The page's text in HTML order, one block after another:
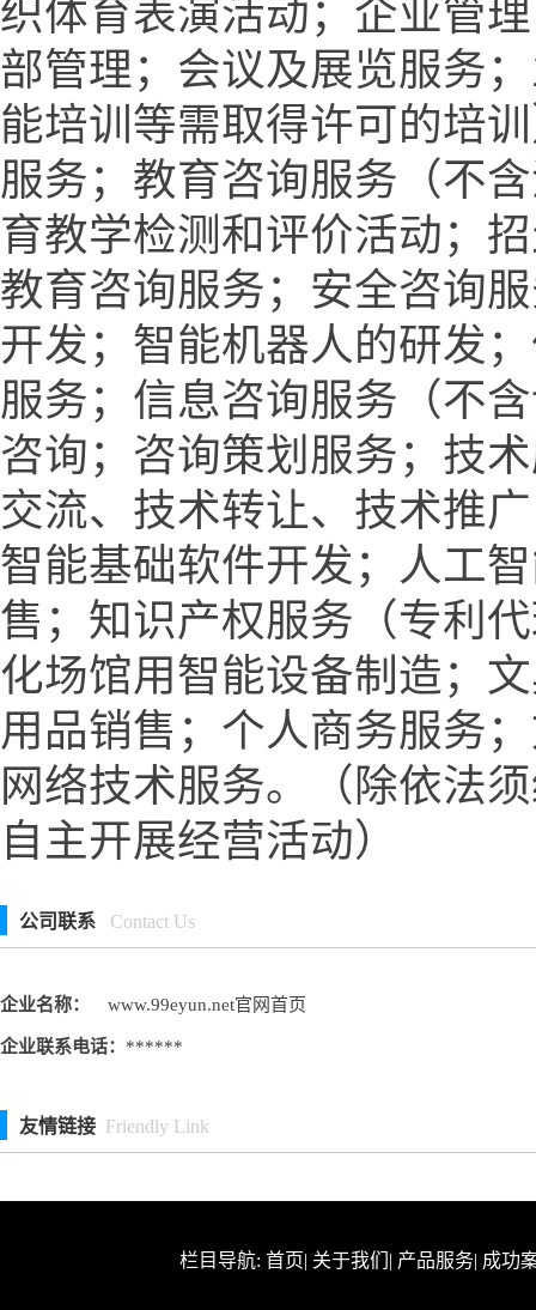
织体育表演活动；企业管
部管理；会议及展览服务
能培训等需取得许可的培
服务；教育咨询服务（不
育教学检测和评价活动；
教育咨询服务；安全咨询
开发；智能机器人的研发
服务；信息咨询服务（不
咨询；咨询策划服务；技
交流、技术转让、技术推
智能基础软件开发；人工
售；知识产权服务（专利
化场馆用智能设备制造；
用品销售；个人商务服务
网络技术服务。（除依法
自主开展经营活动）
公司联系 Contact Us
企业名称： www.99eyun.net官网首页
企业联系电话： ******
友情链接 Friendly Link
栏目导航: 首页| 关于我们 | 产品服务| 成功